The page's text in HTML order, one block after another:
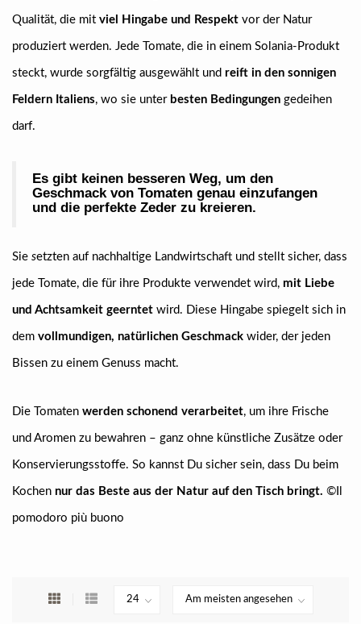
Qualität, die mit viel Hingabe und Respekt vor der Natur
produziert werden. Jede Tomate, die in einem Solania-Produkt
steckt, wurde sorgfältig ausgewählt und reift in den sonnigen
Feldern Italiens, wo sie unterbesten Bedingungen gedeihen
darf.
Es gibt keinen besseren Weg, um den
Geschmack von Tomaten genau einzufangen
und die perfekte Zeder zu kreieren.
Sie setzten auf nachhaltige Landwirtschaft und stellt sicher, dass
jede Tomate, die für ihre Produkte verwendet wird, mit Liebe
und Achtsamkeit geerntet wird. Diese Hingabe spiegelt sich in
dem vollmundigen, natürlichen Geschmack wider, der jeden
Bissen zu einem Genuss macht.
Die Tomaten werden schonend verarbeitet, um ihre Frische
und Aromen zu bewahren – ganz ohne künstliche Zusätze oder
Konservierungsstoffe. So kannst Du sicher sein, dass Du beim
Kochen nur das Beste aus der Natur auf den Tisch bringt. ©Il
pomodoro più buono